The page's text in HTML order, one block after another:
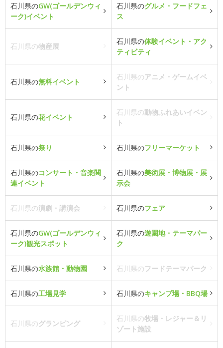
石川県のGW(ゴールデンウィ
ーク)イベント
石川県のグルメ・フードフェ
ス
石川県の物産展
石川県の体験イベント・アク
ティビティ
石川県の無料イベント
石川県のアニメ・ゲームイベ
ント
石川県の花イベント
石川県の動物ふれあいイベン
ト
石川県の祭り 石川県のフリーマーケット
石川県のコンサート・音楽関
連イベント
石川県の美術展・博物展・展
示会
石川県の演劇・講演会 石川県のフェア
石川県のGW(ゴールデンウィ
ーク)観光スポット
石川県の遊園地・テーマパー
ク
石川県の水族館・動物園 石川県のフードテーマパーク
石川県の工場見学 石川県のキャンプ場・BBQ場
石川県のグランピング
石川県の牧場・レジャー＆リ
ゾート施設